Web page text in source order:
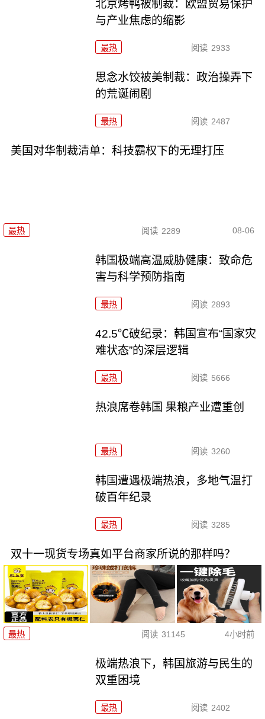
北京烤鸭被制裁：欧盟贸易保护
与产业焦虑的缩影
最热 阅读 2933
思念水饺被美制裁：政治操弄下
的荒诞闹剧
最热 阅读 2487
美国对华制裁清单：科技霸权下的无理打压
最热 阅读 2289 08-06
韩国极端高温威胁健康：致命危
害与科学预防指南
最热 阅读 2893
42.5℃破纪录：韩国宣布“国家灾
难状态”的深层逻辑
最热 阅读 5666
热浪席卷韩国 果粮产业遭重创
最热 阅读 3260
韩国遭遇极端热浪，多地气温打
破百年纪录
最热 阅读 3285
双十一现货专场真如平台商家所说的那样吗？
最热 阅读 31145 4小时前
极端热浪下，韩国旅游与民生的
双重困境
最热 阅读 2402